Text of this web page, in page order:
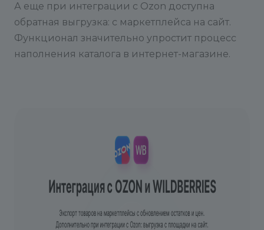
А еще при интеграции с Ozon доступна
обратная выгрузка: с маркетплейса на сайт.
Функционал значительно упростит процесс
наполнения каталога в интернет-магазине.